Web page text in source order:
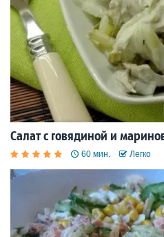
Салат с говядиной и
60 мин. Легко